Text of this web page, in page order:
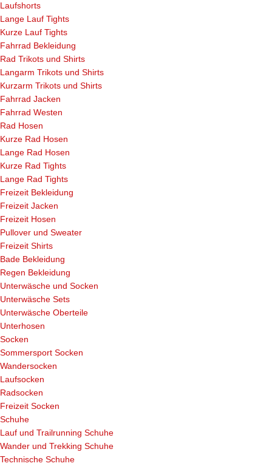
Laufshorts
Lange Lauf Tights
Kurze Lauf Tights
Fahrrad Bekleidung
Rad Trikots und Shirts
Langarm Trikots und Shirts
Kurzarm Trikots und Shirts
Fahrrad Jacken
Fahrrad Westen
Rad Hosen
Kurze Rad Hosen
Lange Rad Hosen
Kurze Rad Tights
Lange Rad Tights
Freizeit Bekleidung
Freizeit Jacken
Freizeit Hosen
Pullover und Sweater
Freizeit Shirts
Bade Bekleidung
Regen Bekleidung
Unterwäsche und Socken
Unterwäsche Sets
Unterwäsche Oberteile
Unterhosen
Socken
Sommersport Socken
Wandersocken
Laufsocken
Radsocken
Freizeit Socken
Schuhe
Lauf und Trailrunning Schuhe
Wander und Trekking Schuhe
Technische Schuhe